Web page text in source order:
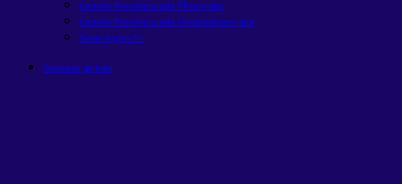
Carteira Recomendada FIIsem alta
Carteira Recomendada Dividendosem alta
Smart Ações 5+
Carteiras globais